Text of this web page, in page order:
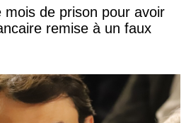
mois de prison pour avoir
remise à un faux